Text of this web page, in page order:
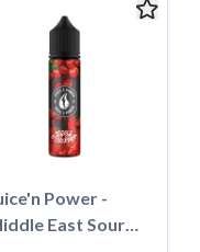
Power -
East Sour